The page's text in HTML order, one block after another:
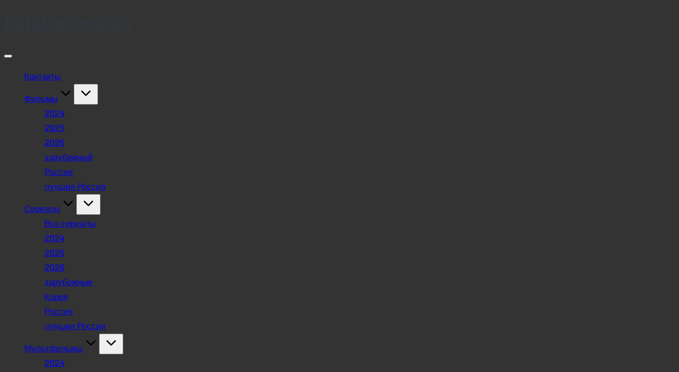
Контакты
Фильмы
2024
2025
2026
зарубежный
Россия
лучшие Россия
Сериалы
Все сериалы
2024
2025
2026
зарубежные
Корея
Россия
лучшие Россия
Мультфильмы
2024